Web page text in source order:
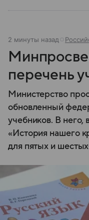
2 минуты назад
перечень
Министерство
обновленный
учебников. В него,
«История нашего
для пятых и